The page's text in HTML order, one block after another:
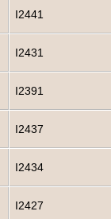
I2441
I2431
I2391
I2437
I2434
I2427